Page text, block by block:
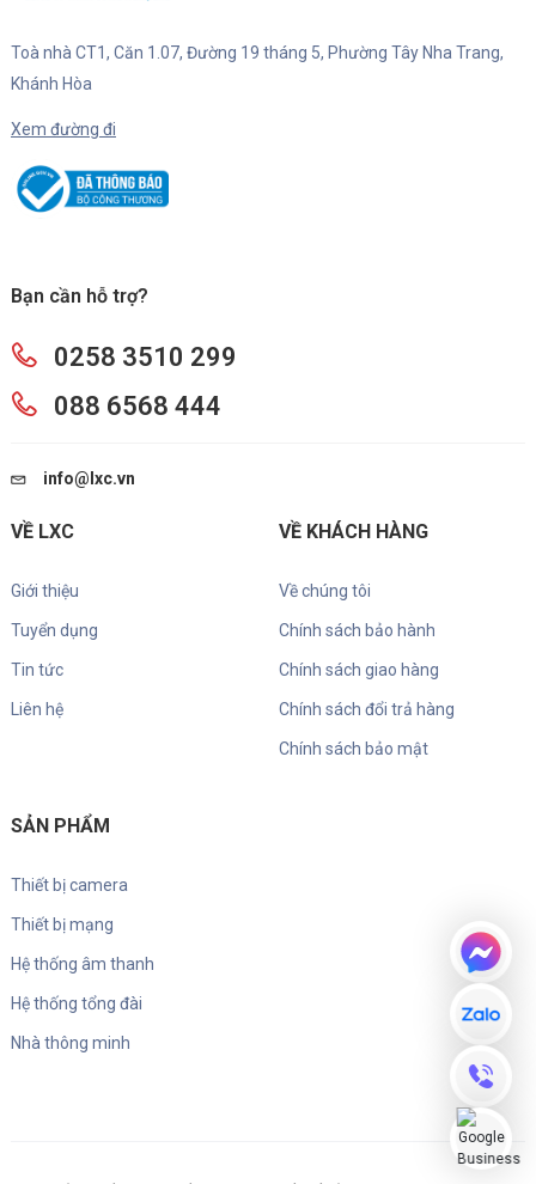
Toà nhà CT1, Căn 1.07, Đường 19 tháng 5, Phường Tây Nha Trang,
Khánh Hòa
Xem đường đi
Bạn cần hỗ trợ?
0258 3510 299
088 6568 444
info@lxc.vn
VỀ LXC
Giới thiệu
Tuyển dụng
Tin tức
Liên hệ
VỀ KHÁCH HÀNG
Về chúng tôi
Chính sách bảo hành
Chính sách giao hàng
Chính sách đổi trả hàng
Chính sách bảo mật
SẢN PHẨM
Thiết bị camera
Thiết bị mạng
Hệ thống âm thanh
Hệ thống tổng đài
Nhà thông minh